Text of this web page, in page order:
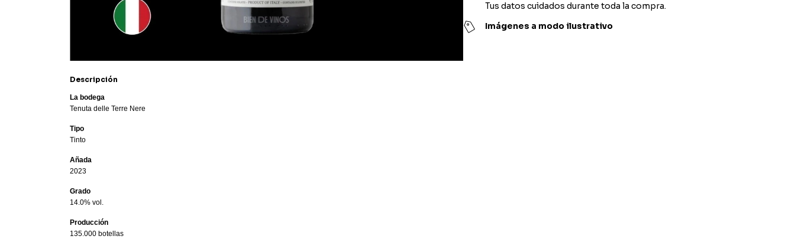
Tus datos cuidados durante toda la compra.
Imágenes a modo ilustrativo
Descripción
La bodega
Tenuta delle Terre Nere
Tipo
Tinto
Añada
2023
Grado
14.0% vol.
Producción
135.000 botellas